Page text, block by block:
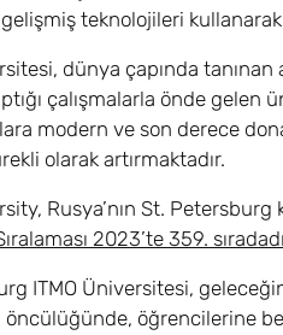
teknolojileri
dünya çapında
çalışmalarla önde
modern ve son derece
olarak artırmaktadır.
Rusya’nın St.
2023’te 359.
ITMO Üniversitesi,
öğrencilerine